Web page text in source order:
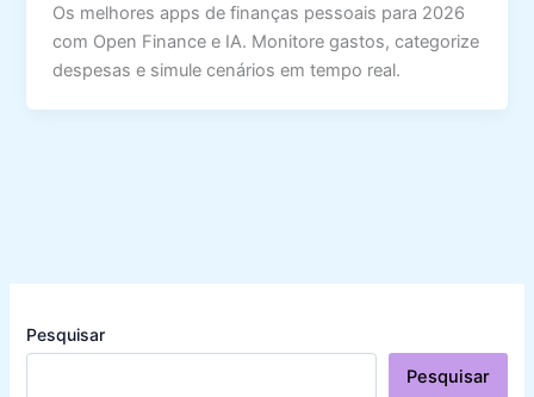
Os melhores apps de finanças pessoais para 2026
com Open Finance e IA. Monitore gastos, categorize
despesas e simule cenários em tempo real.
Pesquisar
Pesquisar